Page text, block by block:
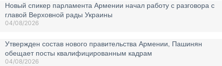
Новый спикер парламента Армении начал работу с разговора с
главой Верховной рады Украины
04/08/2026
Утвержден состав нового правительства Армении, Пашинян
обещает посты квалифицированным кадрам
04/08/2026